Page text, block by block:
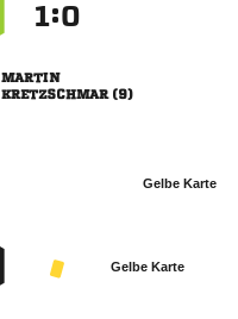
:

 
Gelbe Karte
Gelbe Karte